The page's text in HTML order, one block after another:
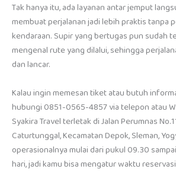
Tak hanya itu, ada layanan antar jemput
membuat perjalanan jadi lebih praktis tanpa
kendaraan. Supir yang bertugas pun sudah
mengenal rute yang dilalui, sehingga
dan lancar.
Kalau ingin memesan tiket atau butuh
hubungi 0851-0565-4857 via telepon atau
Syakira Travel terletak di Jalan Perumnas
Caturtunggal, Kecamatan Depok, Sleman,
operasionalnya mulai dari pukul 09.30
hari, jadi kamu bisa mengatur waktu